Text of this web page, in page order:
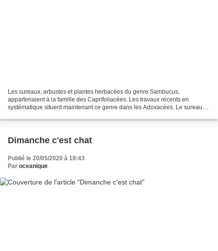
Les sureaux, arbustes et plantes herbacées du genre Sambucus,
appartenaient à la famille des Caprifoliacées. Les travaux récents en
systématique situent maintenant ce genre dans les Adoxacées. Le sureau
Dimanche c'est chat
Publié le 20/05/2020 à 19:43
Par oceanique